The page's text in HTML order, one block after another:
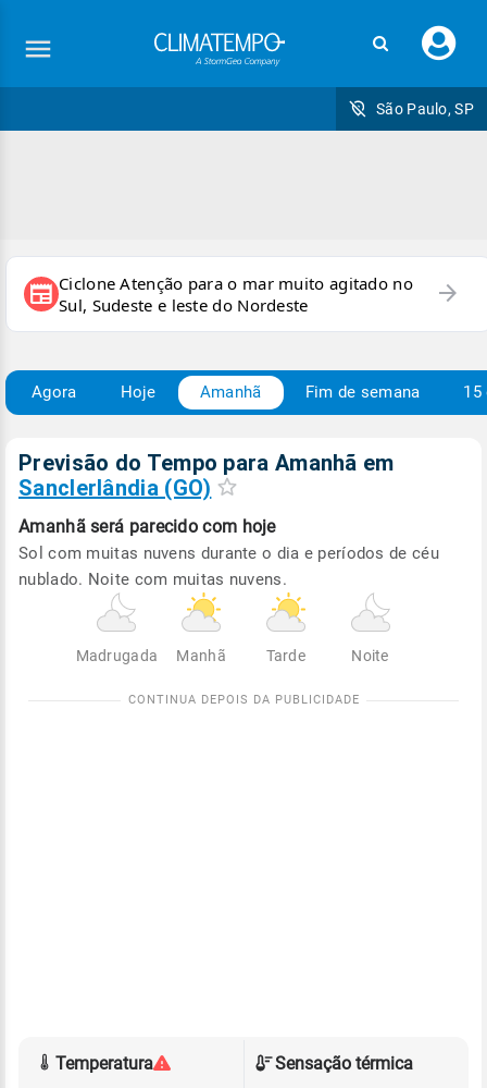
seu
São Paulo, SP
newspaper Ciclone Atenção para o mar muito agitado no
Sul, Sudeste e leste do Nordeste
arrow_forward
Agora Hoje Amanhã Fim de semana 15
Previsão do Tempo para Amanhã em
Sanclerlândia (GO)
Amanhã será parecido com hoje
Sol com muitas nuvens durante o dia e períodos de céu
nublado. Noite com muitas nuvens.
Madrugada Manhã Tarde Noite
Temperatura
Sensação térmica